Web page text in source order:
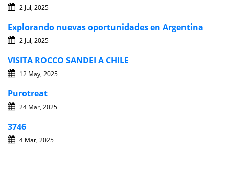
2 Jul, 2025
Explorando nuevas oportunidades en Argentina
2 Jul, 2025
VISITA ROCCO SANDEI A CHILE
12 May, 2025
Purotreat
24 Mar, 2025
3746
4 Mar, 2025